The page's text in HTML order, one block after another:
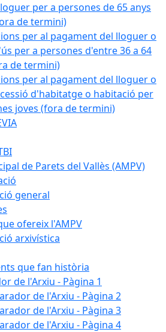
per a persones de 65 anys
de termini)
per al pagament del lloguer o
per a persones d'entre 36 a 64
de termini)
per al pagament del lloguer o
d'habitatge o habitació per
joves (fora de termini)
de Parets del Vallès (AMPV)
general
ofereix l'AMPV
arxivística
que fan història
de l'Arxiu - Pàgina 1
de l'Arxiu - Pàgina 2
de l'Arxiu - Pàgina 3
de l'Arxiu - Pàgina 4